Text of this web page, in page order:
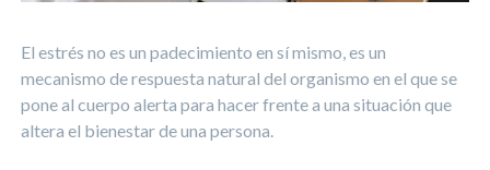
El estrés no es un padecimiento en sí mismo, es un
mecanismo de respuesta natural del organismo en el que se
pone al cuerpo alerta para hacer frente a una situación que
altera el bienestar de una persona.